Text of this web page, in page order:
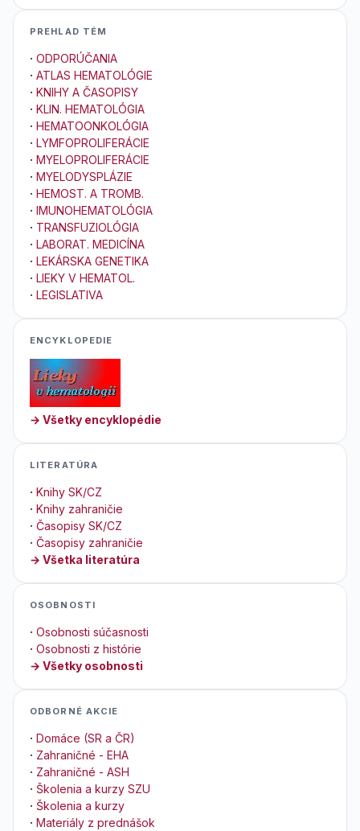
PREHLAD TÉM
· ODPORÚČANIA
· ATLAS HEMATOLÓGIE
· KNIHY A ČASOPISY
· KLIN. HEMATOLÓGIA
· HEMATOONKOLÓGIA
· LYMFOPROLIFERÁCIE
· MYELOPROLIFERÁCIE
· MYELODYSPLÁZIE
· HEMOST. A TROMB.
· IMUNOHEMATOLÓGIA
· TRANSFUZIOLÓGIA
· LABORAT. MEDICÍNA
· LEKÁRSKA GENETIKA
· LIEKY V HEMATOL.
· LEGISLATIVA
ENCYKLOPEDIE
→ Všetky encyklopédie
LITERATÚRA
· Knihy SK/CZ
· Knihy zahraničie
· Časopisy SK/CZ
· Časopisy zahraničie
→ Všetka literatúra
OSOBNOSTI
· Osobnosti súčasnosti
· Osobnosti z histórie
→ Všetky osobnosti
ODBORNÉ AKCIE
· Domáce (SR a ČR)
· Zahraničné - EHA
· Zahraničné - ASH
· Školenia a kurzy SZU
· Školenia a kurzy
· Materiály z prednášok